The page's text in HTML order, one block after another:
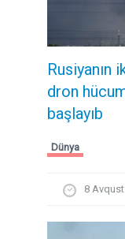
Rusiyanın
dron
başlayıb
Dünya
8